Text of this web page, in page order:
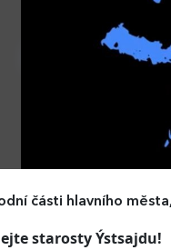
části hlavního
starosty Ýstsajdu!